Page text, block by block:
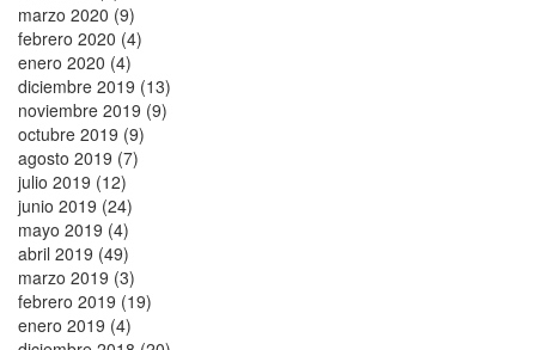
marzo 2020 (9)
febrero 2020 (4)
enero 2020 (4)
diciembre 2019 (13)
noviembre 2019 (9)
octubre 2019 (9)
agosto 2019 (7)
julio 2019 (12)
junio 2019 (24)
mayo 2019 (4)
abril 2019 (49)
marzo 2019 (3)
febrero 2019 (19)
enero 2019 (4)